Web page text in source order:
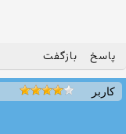
پاسخ بازگفت
کاربر